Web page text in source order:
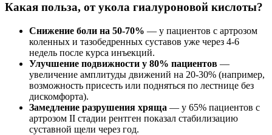
Какая польза, от укола гиалуроновой кислоты?
Снижение боли на 50-70% — у пациентов с артрозом
коленных и тазобедренных суставов уже через 4-6
недель после курса инъекций.
Улучшение подвижности у 80% пациентов —
увеличение амплитуды движений на 20-30% (например,
возможность присесть или подняться по лестнице без
дискомфорта).
Замедление разрушения хряща — у 65% пациентов с
артрозом II стадии рентген показал стабилизацию
суставной щели через год.